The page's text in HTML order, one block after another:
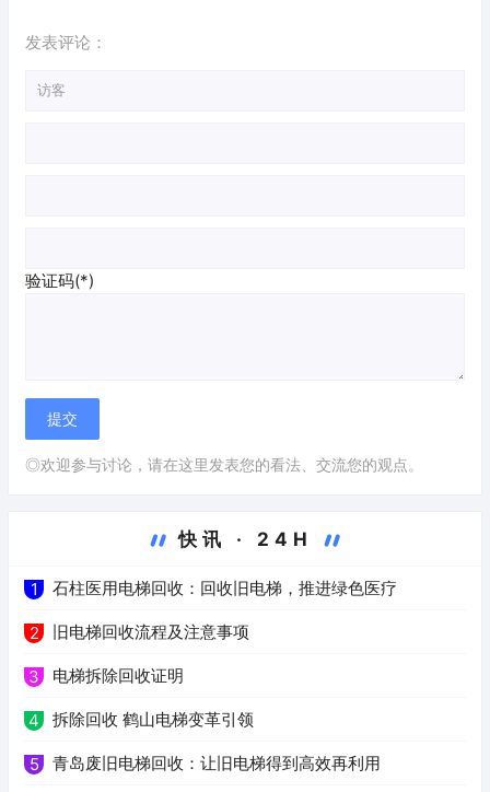
发表评论：
验证码(*)
◎欢迎参与讨论，请在这里发表您的看法、交流您的观点。
快讯 · 24H
1 石柱医用电梯回收：回收旧电梯，推进绿色医疗
2 旧电梯回收流程及注意事项
3 电梯拆除回收证明
4 拆除回收 鹤山电梯变革引领
5 青岛废旧电梯回收：让旧电梯得到高效再利用